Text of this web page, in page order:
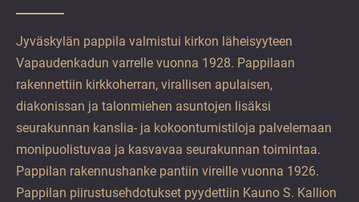
Jyväskylän pappila valmistui kirkon läheisyyteen
Vapaudenkadun varrelle vuonna 1928. Pappilaan
rakennettiin kirkkoherran, virallisen apulaisen,
diakonissan ja talonmiehen asuntojen lisäksi
seurakunnan kanslia- ja kokoontumistiloja palvelemaan
monipuolistuvaa ja kasvavaa seurakunnan toimintaa.
Pappilan rakennushanke pantiin vireille vuonna 1926.
Pappilan piirustusehdotukset pyydettiin Kauno S. Kallion